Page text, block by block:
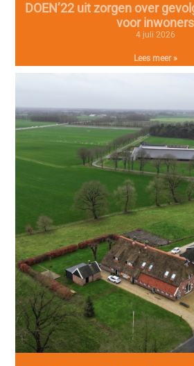
DOEN’22 uit zorgen over
voor inwoners
4 juli 2026
Lees meer »